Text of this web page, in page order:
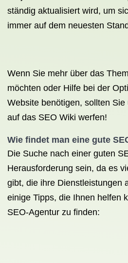
ständig aktualisiert wird, um
immer auf dem neuesten
Wenn Sie mehr über das
möchten oder Hilfe bei der
Website benötigen, sollten
auf das SEO Wiki werfen!
Wie findet man eine gute
Die Suche nach einer guten
Herausforderung sein, da es
gibt, die ihre Dienstleistungen
einige Tipps, die Ihnen helfen
SEO-Agentur zu finden: